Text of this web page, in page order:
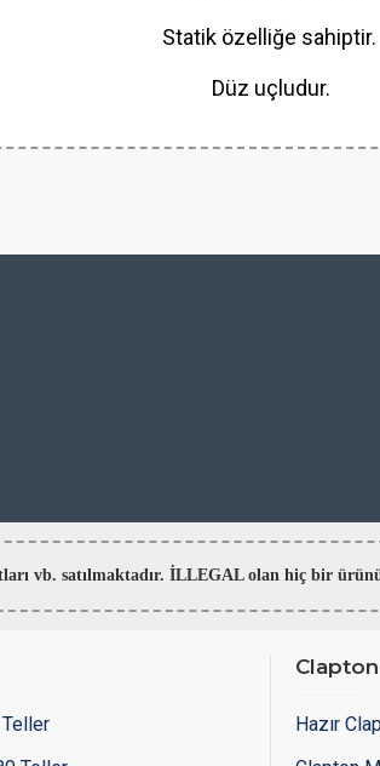
Statik özelliğe sahiptir.
Düz uçludur.
vb. satılmaktadır. İLLEGAL olan hiç bir
Hazır